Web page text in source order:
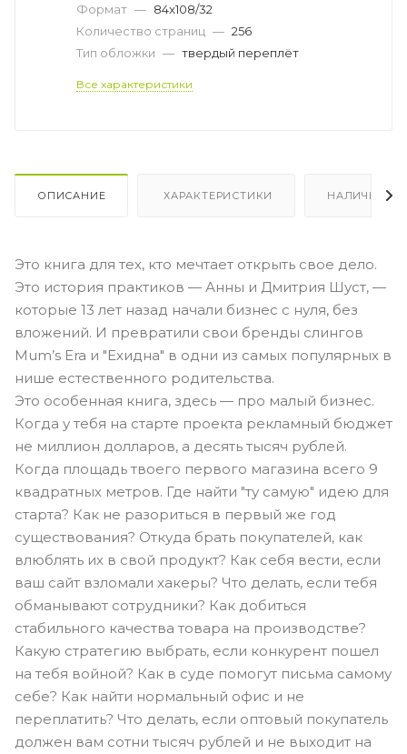
Формат — 84x108/32
Количество страниц — 256
Тип обложки — твердый переплёт
Все характеристики
ОПИСАНИЕ ХАРАКТЕРИСТИКИ НАЛИЧИЕ
Это книга для тех, кто мечтает открыть свое дело.
Это история практиков — Анны и Дмитрия Шуст, —
которые 13 лет назад начали бизнес с нуля, без
вложений. И превратили свои бренды слингов
Mum’s Era и "Ехидна" в одни из самых популярных в
нише естественного родительства.
Это особенная книга, здесь — про малый бизнес.
Когда у тебя на старте проекта рекламный бюджет
не миллион долларов, а десять тысяч рублей.
Когда площадь твоего первого магазина всего 9
квадратных метров. Где найти "ту самую" идею для
старта? Как не разориться в первый же год
существования? Откуда брать покупателей, как
влюблять их в свой продукт? Как себя вести, если
ваш сайт взломали хакеры? Что делать, если тебя
обманывают сотрудники? Как добиться
стабильного качества товара на производстве?
Какую стратегию выбрать, если конкурент пошел
на тебя войной? Как в суде помогут письма самому
себе? Как найти нормальный офис и не
переплатить? Что делать, если оптовый покупатель
должен вам сотни тысяч рублей и не выходит на